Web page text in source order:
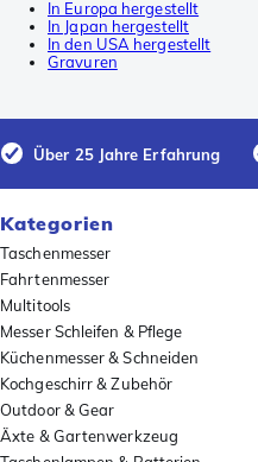
In Europa hergestellt
In Japan hergestellt
In den USA hergestellt
Gravuren
Über 25 Jahre Erfahrung
Kategorien
Taschenmesser
Fahrtenmesser
Multitools
Messer Schleifen & Pflege
Küchenmesser & Schneiden
Kochgeschirr & Zubehör
Outdoor & Gear
Äxte & Gartenwerkzeug